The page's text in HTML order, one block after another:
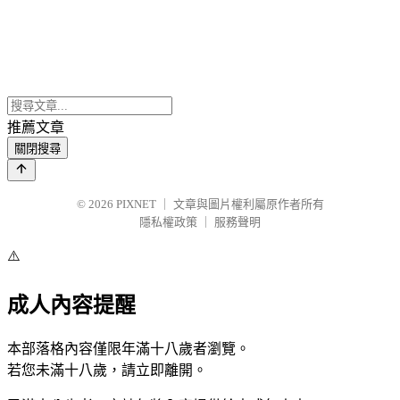
推薦文章
關閉搜尋
© 2026 PIXNET
文章與圖片權利屬原作者所有
隱私權政策
服務聲明
⚠️
成人內容提醒
本部落格內容僅限年滿十八歲者瀏覽。
若您未滿十八歲，請立即離開。